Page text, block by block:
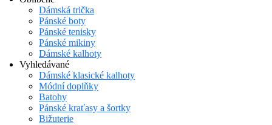
Dámská trička
Pánské boty
Pánské tenisky
Pánské mikiny
Dámské kalhoty
Vyhledávané
Dámské klasické kalhoty
Módní doplňky
Batohy
Pánské kraťasy a šortky
Bižuterie